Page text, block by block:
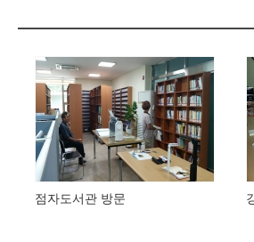
점자도서관 방문